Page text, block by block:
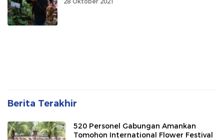
Berita Terakhir
520 Personel Gabungan Amankan
Tomohon International Flower Festival